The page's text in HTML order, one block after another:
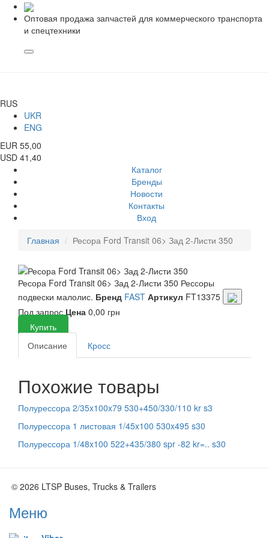
Оптовая продажа запчастей для коммерческого транспорта
и спецтехники
RUS
UKR
ENG
EUR 55,00
USD 41,40
Каталог
Бренды
Новости
Контакты
Вход
Главная
Ресора Ford Transit 06> Зад 2-Листи 350
Ресора Ford Transit 06> Зад 2-Листи 350 Рессоры
подвески малолис. Бренд FAST Артикул FT13375
Под запрос Цена 0,00 грн
Купить
Описание
Кросс
Похожие товары
Полурессора 2/35x100x79 530+450/330/110 kr s3
Полурессора 1 листовая 1/45x100 530x495 s30
Полурессора 1/48x100 522+435/380 spr -82 kr=.. s30
© 2026 LTSP Buses, Trucks & Trailers
Меню